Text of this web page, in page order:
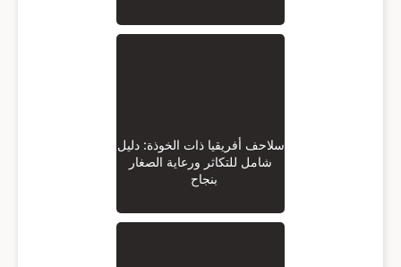
سلاحف أفريقيا ذات الخوذة: دليل
شامل للتكاثر ورعاية الصغار
بنجاح